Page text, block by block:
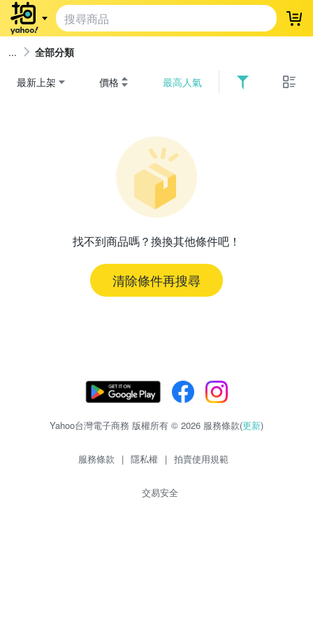
登
全部分類
最新上架 價格 最高人氣
找不到商品嗎？換換其他條件吧！
清除條件再搜尋
Yahoo台灣電子商務 版權所有 © 2026 服務條款(更新)
服務條款 | 隱私權 | 拍賣使用規範
交易安全